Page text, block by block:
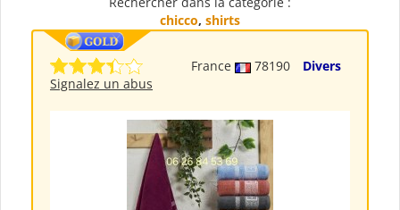
chicco, shirts
France 78190
Divers
Signalez un abus